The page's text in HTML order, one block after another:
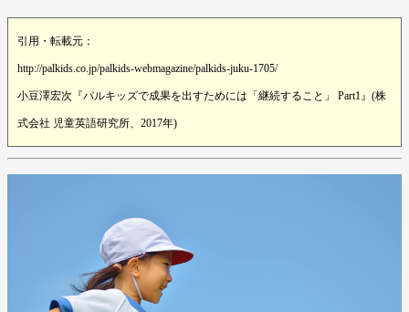
引用・転載元：
http://palkids.co.jp/palkids-webmagazine/palkids-juku-1705/
小豆澤宏次『パルキッズで成果を出すためには「継続すること」 Part1』(株
式会社 児童英語研究所、2017年)